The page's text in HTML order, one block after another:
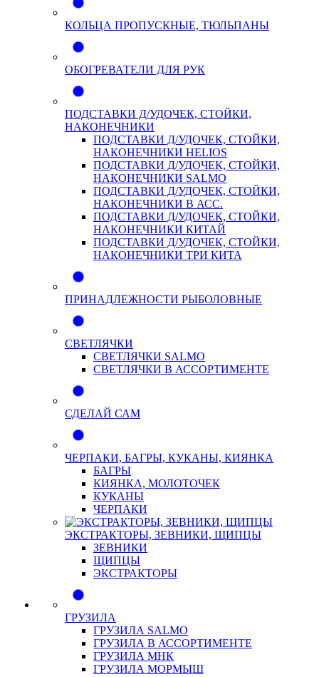
КОЛЬЦА ПРОПУСКНЫЕ, ТЮЛЬПАНЫ
ОБОГРЕВАТЕЛИ ДЛЯ РУК
ПОДСТАВКИ Д/УДОЧЕК, СТОЙКИ,
НАКОНЕЧНИКИ
ПОДСТАВКИ Д/УДОЧЕК, СТОЙКИ,
НАКОНЕЧНИКИ HELIOS
ПОДСТАВКИ Д/УДОЧЕК, СТОЙКИ,
НАКОНЕЧНИКИ SALMO
ПОДСТАВКИ Д/УДОЧЕК, СТОЙКИ,
НАКОНЕЧНИКИ В АСС.
ПОДСТАВКИ Д/УДОЧЕК, СТОЙКИ,
НАКОНЕЧНИКИ КИТАЙ
ПОДСТАВКИ Д/УДОЧЕК, СТОЙКИ,
НАКОНЕЧНИКИ ТРИ КИТА
ПРИНАДЛЕЖНОСТИ РЫБОЛОВНЫЕ
СВЕТЛЯЧКИ
СВЕТЛЯЧКИ SALMO
СВЕТЛЯЧКИ В АССОРТИМЕНТЕ
СДЕЛАЙ САМ
ЧЕРПАКИ, БАГРЫ, КУКАНЫ, КИЯНКА
БАГРЫ
КИЯНКА, МОЛОТОЧЕК
КУКАНЫ
ЧЕРПАКИ
ЭКСТРАКТОРЫ, ЗЕВНИКИ, ЩИПЦЫ
ЗЕВНИКИ
ЩИПЦЫ
ЭКСТРАКТОРЫ
ГРУЗИЛА
ГРУЗИЛА SALMO
ГРУЗИЛА В АССОРТИМЕНТЕ
ГРУЗИЛА МНК
ГРУЗИЛА МОРМЫШ